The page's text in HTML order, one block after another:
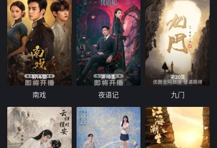
第14集
南戏
第18集
夜语记
第20集
九门